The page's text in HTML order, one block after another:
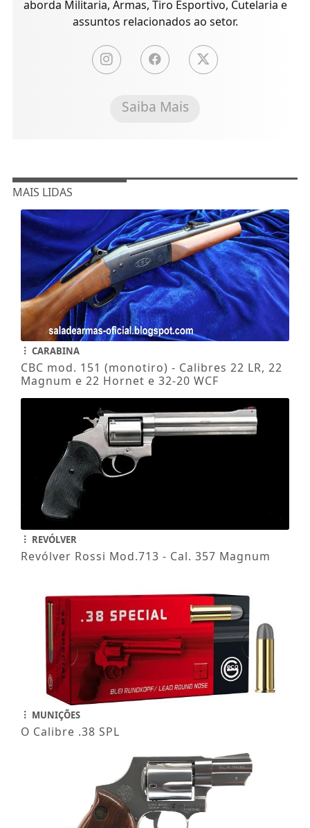
aborda Militaria, Armas, Tiro Esportivo, Cutelaria e
assuntos relacionados ao setor.
Saiba Mais
MAIS LIDAS
CARABINA
CBC mod. 151 (monotiro) - Calibres 22 LR, 22
Magnum e 22 Hornet e 32-20 WCF
REVÓLVER
Revólver Rossi Mod.713 - Cal. 357 Magnum
MUNIÇÕES
O Calibre .38 SPL